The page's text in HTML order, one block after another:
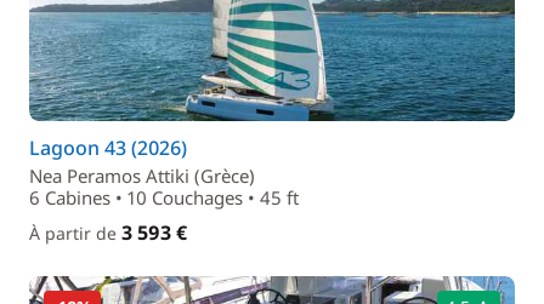
Lagoon 43 (2026)
Nea Peramos Attiki (Grèce)
6 Cabines • 10 Couchages • 45 ft
À partir de 3 593 €